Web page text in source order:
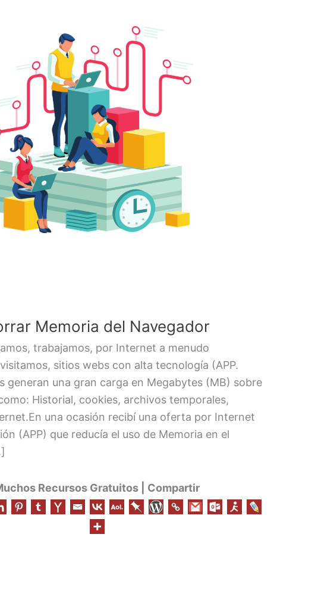
Memoria del Navegador
trabajamos, por Internet a menudo
sitios webs con alta tecnología (APP.
generan una gran carga en Megabytes (MB) sobre
Historial, cookies, archivos temporales,
una ocasión recibí una oferta por Internet
(APP) que reducía el uso de Memoria en el
Recursos Gratuitos | Compartir